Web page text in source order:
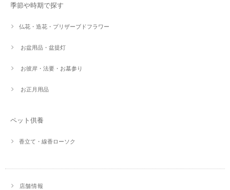
季節や時期で探す
仏花・造花・プリザーブドフラワー
お盆用品・盆提灯
お彼岸・法要・お墓参り
お正月用品
ペット供養
香立て・線香ローソク
店舗情報